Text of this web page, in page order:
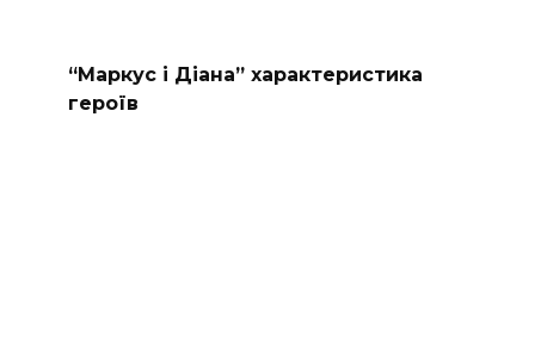
“Маркус і Діана” характеристика
героїв